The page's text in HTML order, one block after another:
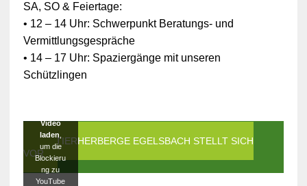
SA, SO & Feiertage:
• 12 – 14 Uhr: Schwerpunkt Beratungs- und
Vermittlungsgespräche
• 14 – 17 Uhr: Spaziergänge mit unseren
Schützlingen
DIE TIERHERBERGE EGELSBACH STELLT SICH
VOR
hen
Daten ist
die
Verbindun
g zu
blockiert
Video
laden
um die
Blockieru
ng zu
YouTube